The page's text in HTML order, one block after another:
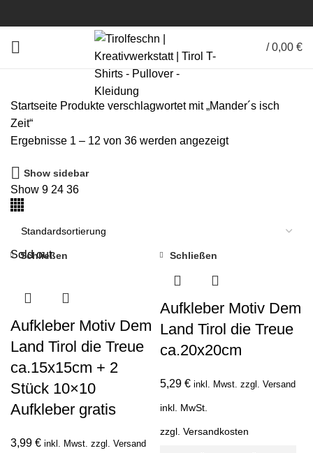
/ 0,00 €
Startseite Produkte verschlagwortet mit „Mander´s isch
Zeit“
Ergebnisse 1 – 12 von 36 werden angezeigt
Show sidebar
Show 9 24 36
Sold out
Schließen
Aufkleber Motiv Dem
Land Tirol die Treue
ca.15x15cm + 2
Stück 10×10
Aufkleber gratis
3,99 € inkl. Mwst. zzgl. Versand
Schließen
Aufkleber Motiv Dem
Land Tirol die Treue
ca.20x20cm
5,29 € inkl. Mwst. zzgl. Versand
inkl. MwSt.
zzgl. Versandkosten